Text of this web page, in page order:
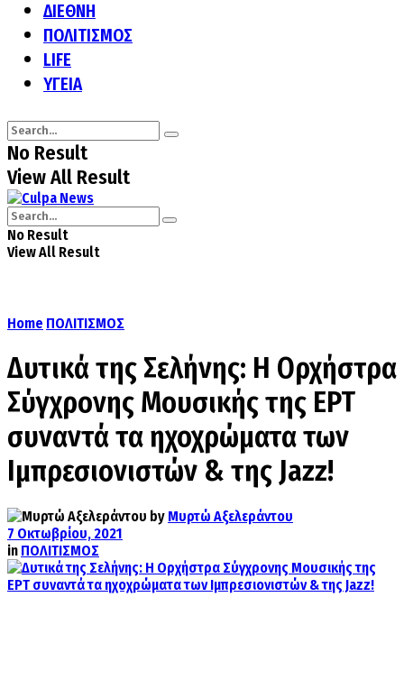
ΔΙΕΘΝΗ
ΠΟΛΙΤΙΣΜΟΣ
LIFE
ΥΓΕΙΑ
No Result
View All Result
No Result
View All Result
Home ΠΟΛΙΤΙΣΜΟΣ
Δυτικά της Σελήνης: Η Ορχήστρα
Σύγχρονης Μουσικής της ΕΡΤ
συναντά τα ηχοχρώματα των
Ιμπρεσιονιστών & της Jazz!
by Μυρτώ Αξελεράντου
7 Οκτωβρίου, 2021
in ΠΟΛΙΤΙΣΜΟΣ